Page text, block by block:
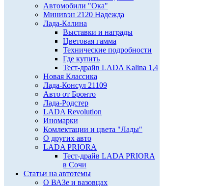
Автомобили "Ока"
Минивэн 2120 Надежда
Лада-Калина
Выставки и награды
Цветовая гамма
Технические подробности
Где купить
Тест-драйв LADA Kalina 1,4
Новая Классика
Лада-Консул 21109
Авто от Бронто
Лада-Родстер
LADA Revolution
Иномарки
Комлектации и цвета "Лады"
О других авто
LADA PRIORA
Тест-драйв LADA PRIORA
в Сочи
Статьи на автотемы
О ВАЗе и вазовцах